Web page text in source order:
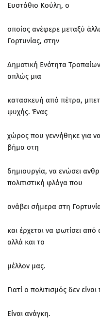
Ευστάθιο Κούλη, ο
οποίος ανέφερε μεταξύ
Γορτυνίας, στην
Δημοτική Ενότητα
απλώς μια
κατασκευή από πέτρα,
ψυχής. Ένας
χώρος που γεννήθηκε για
βήμα στη
δημιουργία, να ενώσει
πολιτιστική φλόγα που
ανάβει σήμερα στη
και έρχεται να φωτίσει
αλλά και το
μέλλον μας.
Γιατί ο πολιτισμός δεν
Είναι ανάγκη.